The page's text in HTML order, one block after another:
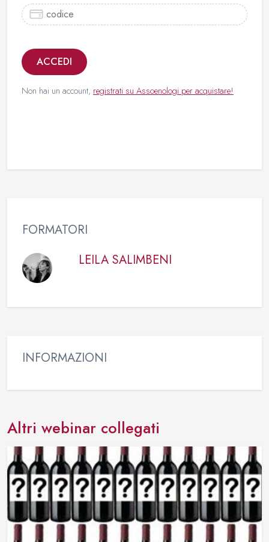
ACCEDI
Non hai un account, registrati su Assoenologi per acquistare!
FORMATORI
LEILA SALIMBENI
INFORMAZIONI
Altri webinar collegati